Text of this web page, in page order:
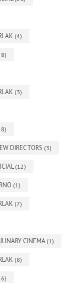
(4)
(3)
DIRECTORS (3)
(12)
(1)
(7)
CINEMA (1)
(8)